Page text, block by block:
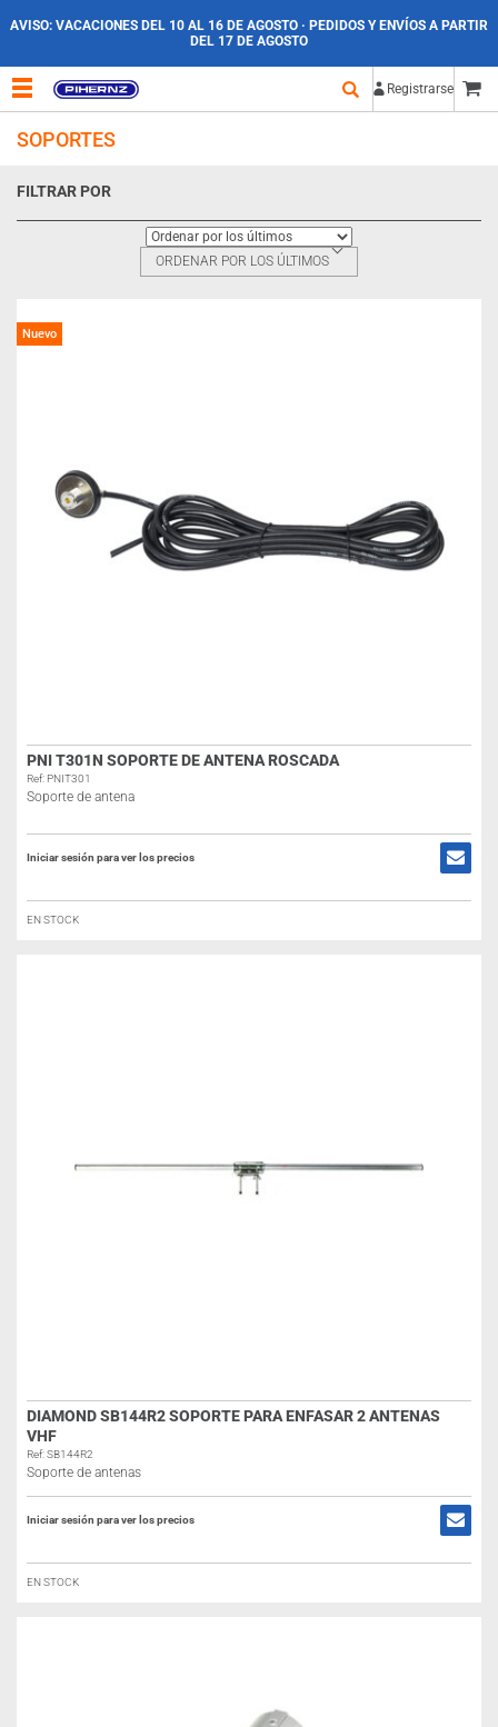
AVISO: VACACIONES DEL 10 AL 16 DE AGOSTO · PEDIDOS Y ENVÍOS A PARTIR
DEL 17 DE AGOSTO
Registrarse
SOPORTES
FILTRAR POR
ORDENAR POR LOS ÚLTIMOS
Nuevo
PNI T301N SOPORTE DE ANTENA ROSCADA
Ref: PNIT301
Soporte de antena
Iniciar sesión para ver los precios
EN STOCK
DIAMOND SB144R2 SOPORTE PARA ENFASAR 2 ANTENAS
VHF
Ref: SB144R2
Soporte de antenas
Iniciar sesión para ver los precios
EN STOCK